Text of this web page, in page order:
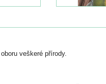
veškeré přírody.